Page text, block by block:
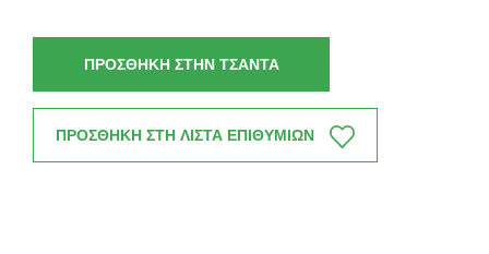
ΠΡΟΣΘΗΚΗ ΣΤΗΝ ΤΣΑΝΤΑ
ΠΡΟΣΘΗΚΗ ΣΤΗ ΛΙΣΤΑ ΕΠΙΘΥΜΙΩΝ